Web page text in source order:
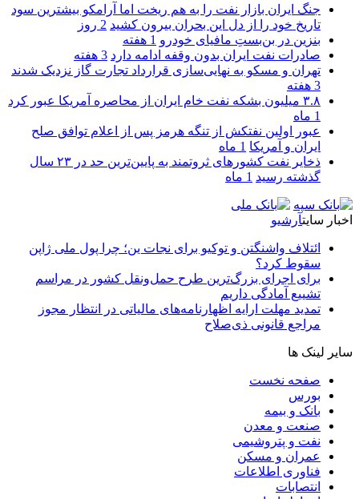
جنگ ایران بازار نفت را به هم ریخت اما آرامکو بیشترین سود
تاریخ خود را از دل این بحران بیرون کشید 2 روز
بنزین در بن‌بستِ مافیای خودرو 1 هفته
صادرات نفت ایران بدون وقفه ادامه دارد 3 هفته
تهران و مسکو به نهایی‌سازی قرارداد تجارت گاز نزدیک شدند
3 هفته
۳.۸ میلیون بشکه نفت خام ایران از محاصره آمریکا عبور کرد
1 ماه
عبور اولین نفتکش از تنگه هرمز پس از اعلام توافق صلح
ایران و آمریکا 1 ماه
ذخایر نفت کشورهای ثروتمند به پایین‌ترین حد در ۲۳ سال
گذشته رسید 1 ماه
اخبار سایتآرشیو
ائتلاف واشنگتن و توکیو برای نجات ین؛ چرا پول ملی ژاپن
سقوط کرد؟
برای اجرای بزرگ‌ترین طرح حمل‌ونقل کشور در مراسم
تشییع آمادگی داریم
تمدید مهلت ارایه اظهارنامه‌های مالیاتی در انتظار مجوز
مراجع قانونی ذی‌‏صلاح
سایر لینک ها
صفحه نخست
بورس
بانک و بیمه
صنعت و معدن
نفت و پتروشیمی
عمران و مسکن
فناوری اطلاعات
انتصابات